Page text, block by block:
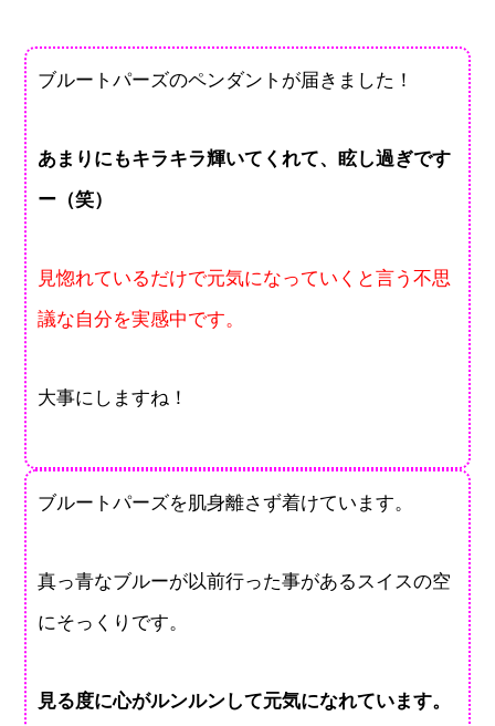
ブルートパーズのペンダントが届きました！
あまりにもキラキラ輝いてくれて、眩し過ぎです
ー（笑）
見惚れているだけで元気になっていくと言う不思
議な自分を実感中です。
大事にしますね！
ブルートパーズを肌身離さず着けています。
真っ青なブルーが以前行った事があるスイスの空
にそっくりです。
見る度に心がルンルンして元気になれています。